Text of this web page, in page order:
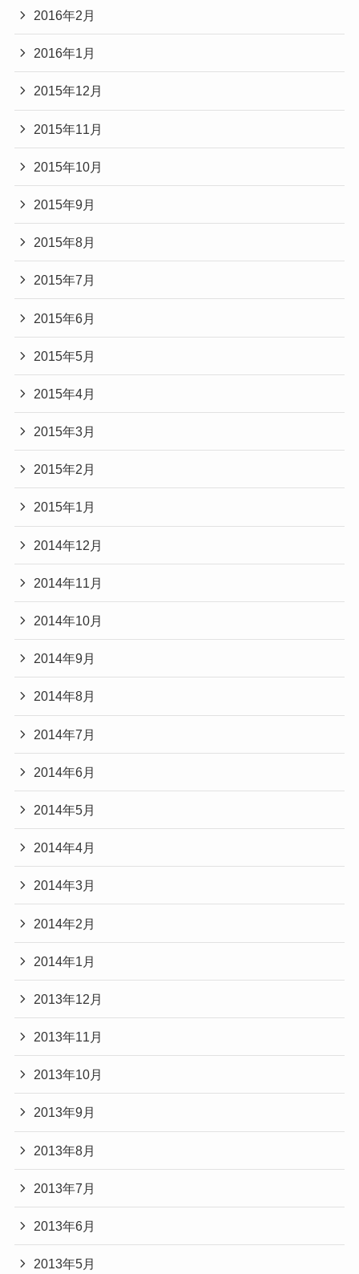
2016年2月
2016年1月
2015年12月
2015年11月
2015年10月
2015年9月
2015年8月
2015年7月
2015年6月
2015年5月
2015年4月
2015年3月
2015年2月
2015年1月
2014年12月
2014年11月
2014年10月
2014年9月
2014年8月
2014年7月
2014年6月
2014年5月
2014年4月
2014年3月
2014年2月
2014年1月
2013年12月
2013年11月
2013年10月
2013年9月
2013年8月
2013年7月
2013年6月
2013年5月